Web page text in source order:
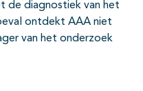
de diagnostiek van het
ontdekt AAA niet
van het onderzoek